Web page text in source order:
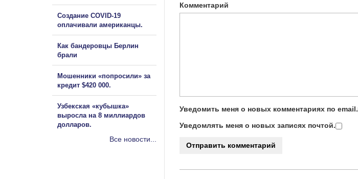
Комментарий
Уведомить меня о новых комментариях по email.
Уведомлять меня о новых записях почтой.
Создание COVID-19
оплачивали американцы.
Как бандеровцы Берлин
брали
Мошенники «попросили» за
кредит $420 000.
Узбекская «кубышка»
выросла на 8 миллиардов
долларов.
Все новости...